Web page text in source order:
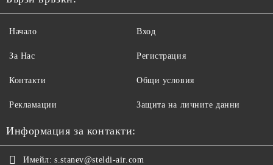
Начало
За Нас
Контакти
Рекламации
Вход
Регистрация
Общи условия
Защита на личните данни
Информация за контакти:
Имейл: s.stanev@steldi-air.com